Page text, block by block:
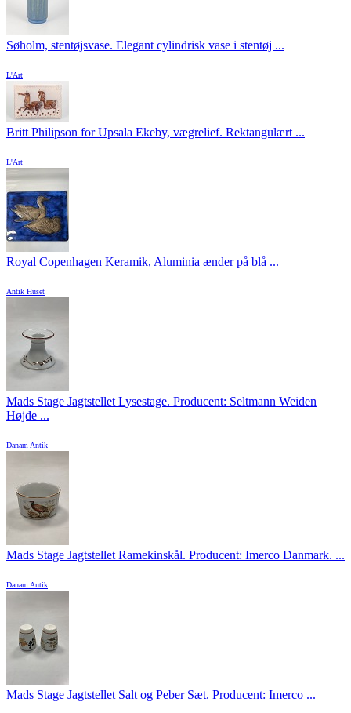
Søholm, stentøjsvase. Elegant cylindrisk vase i stentøj ...
L'Art
Britt Philipson for Upsala Ekeby, vægrelief. Rektangulært ...
L'Art
Royal Copenhagen Keramik, Aluminia ænder på blå ...
Antik Huset
Mads Stage Jagtstellet Lysestage. Producent: Seltmann Weiden
Højde ...
Danam Antik
Mads Stage Jagtstellet Ramekinskål. Producent: Imerco Danmark. ...
Danam Antik
Mads Stage Jagtstellet Salt og Peber Sæt. Producent: Imerco ...